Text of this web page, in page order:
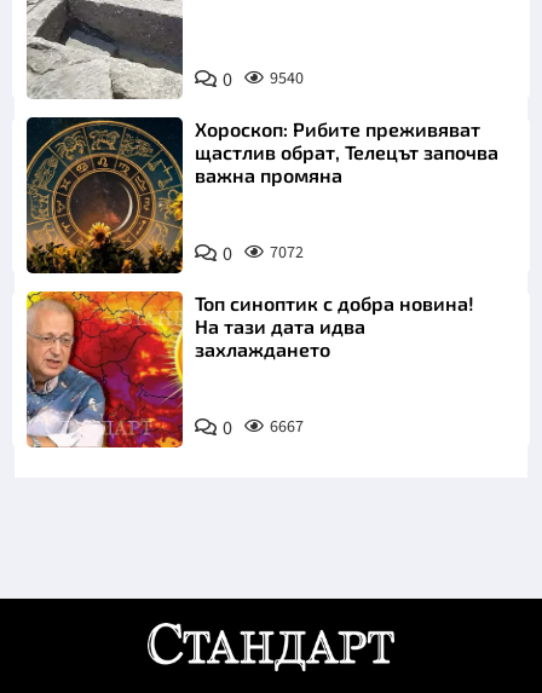
Снимка:
Bulgaria ON
AIR
0 9540
Хороскоп: Рибите преживяват
щастлив обрат, Телецът започва
важна промяна
0 7072
Топ синоптик с добра новина!
На тази дата идва
захлаждането
0 6667